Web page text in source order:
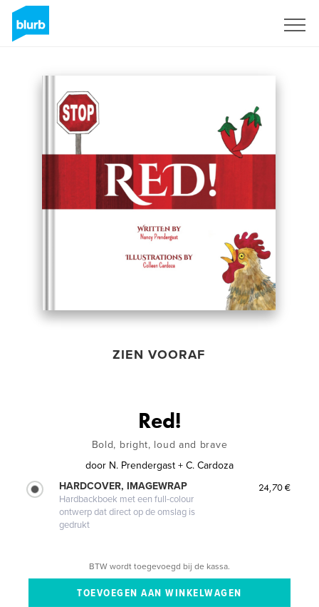
ZIEN VOORAF
Red!
Bold, bright, loud and brave
door N. Prendergast + C. Cardoza
HARDCOVER, IMAGEWRAP
Hardbackboek met een full-colour
ontwerp dat direct op de omslag is
gedrukt
24,70 €
BTW wordt toegevoegd bij de kassa.